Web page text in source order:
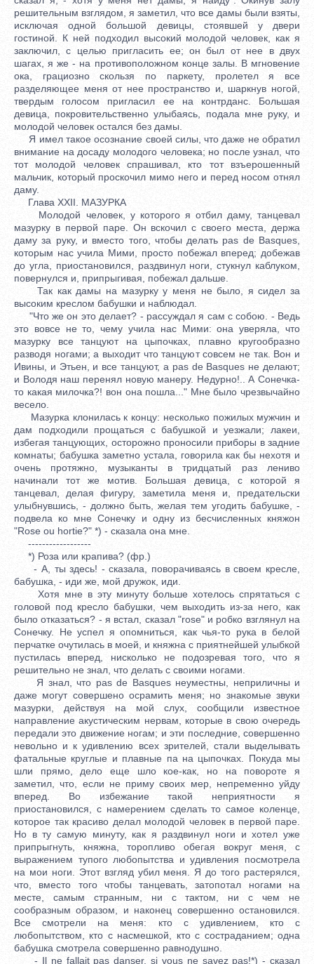
решительным взглядом, я заметил, что все дамы были взяты,
исключая одной большой девицы, стоявшей у двери
гостиной. К ней подходил высокий молодой человек, как я
заключил, с целью пригласить ее; он был от нее в двух
шагах, я же - на противоположном конце залы. В мгновение
ока, грациозно скользя по паркету, пролетел я все
разделяющее меня от нее пространство и, шаркнув ногой,
твердым голосом пригласил ее на контрданс. Большая
девица, покровительственно улыбаясь, подала мне руку, и
молодой человек остался без дамы.
Я имел такое осознание своей силы, что даже не обратил
внимание на досаду молодого человека; но после узнал, что
тот молодой человек спрашивал, кто тот взъерошенный
мальчик, который проскочил мимо него и перед носом отнял
даму.
Глава XXII. МАЗУРКА
Молодой человек, у которого я отбил даму, танцевал
мазурку в первой паре. Он вскочил с своего места, держа
даму за руку, и вместо того, чтобы делать pas de Basques,
которым нас учила Мими, просто побежал вперед; добежав
до угла, приостановился, раздвинул ноги, стукнул каблуком,
повернулся и, припрыгивая, побежал дальше.
Так как дамы на мазурку у меня не было, я сидел за
высоким креслом бабушки и наблюдал.
"Что же он это делает? - рассуждал я сам с собою. - Ведь
это вовсе не то, чему учила нас Мими: она уверяла, что
мазурку все танцуют на цыпочках, плавно кругообразно
разводя ногами; а выходит что танцуют совсем не так. Вон и
Ивины, и Этьен, и все танцуют, a pas de Basques не делают;
и Володя наш перенял новую манеру. Недурно!.. А Сонечка-
то какая милочка?! вон она пошла..." Мне было чрезвычайно
весело.
Мазурка клонилась к концу: несколько пожилых мужчин и
дам подходили прощаться с бабушкой и уезжали; лакеи,
избегая танцующих, осторожно проносили приборы в задние
комнаты; бабушка заметно устала, говорила как бы нехотя и
очень протяжно, музыканты в тридцатый раз лениво
начинали тот же мотив. Большая девица, с которой я
танцевал, делая фигуру, заметила меня и, предательски
улыбнувшись, - должно быть, желая тем угодить бабушке, -
подвела ко мне Сонечку и одну из бесчисленных княжон
"Rose ou hortie?" *) - сказала она мне.
------------------
*) Роза или крапива? (фр.)
- А, ты здесь! - сказала, поворачиваясь в своем кресле,
бабушка, - иди же, мой дружок, иди.
Хотя мне в эту минуту больше хотелось спрятаться с
головой под кресло бабушки, чем выходить из-за него, как
было отказаться? - я встал, сказал "rose" и робко взглянул на
Сонечку. Не успел я опомниться, как чья-то рука в белой
перчатке очутилась в моей, и княжна с приятнейшей улыбкой
пустилась вперед, нисколько не подозревая того, что я
решительно не знал, что делать с своими ногами.
Я знал, что pas de Basques неуместны, неприличны и
даже могут совершено осрамить меня; но знакомые звуки
мазурки, действуя на мой слух, сообщили известное
направление акустическим нервам, которые в свою очередь
передали это движение ногам; и эти последние, совершенно
невольно и к удивлению всех зрителей, стали выделывать
фатальные круглые и плавные па на цыпочках. Покуда мы
шли прямо, дело еще шло кое-как, но на повороте я
заметил, что, если не приму своих мер, непременно уйду
вперед. Во избежание такой неприятности я
приостановился, с намерением сделать то самое коленце,
которое так красиво делал молодой человек в первой паре.
Но в ту самую минуту, как я раздвинул ноги и хотел уже
припрыгнуть, княжна, торопливо обегая вокруг меня, с
выражением тупого любопытства и удивления посмотрела
на мои ноги. Этот взгляд убил меня. Я до того растерялся,
что, вместо того чтобы танцевать, затопотал ногами на
месте, самым странным, ни с тактом, ни с чем не
сообразным образом, и наконец совершенно остановился.
Все смотрели на меня: кто с удивлением, кто с
любопытством, кто с насмешкой, кто с состраданием; одна
бабушка смотрела совершенно равнодушно.
- Il ne fallait pas danser, si vous ne savez pas!*) - сказал